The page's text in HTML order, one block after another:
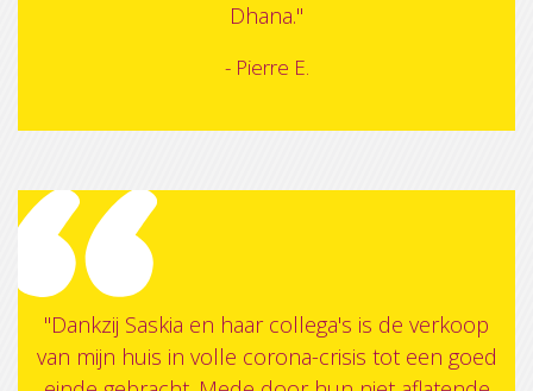
Dhana."
- Pierre E.
"Dankzij Saskia en haar collega's is de verkoop
van mijn huis in volle corona-crisis tot een goed